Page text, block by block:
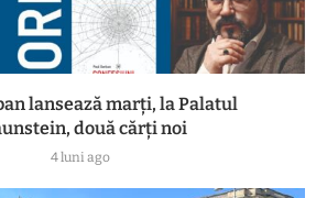
lansează marți, la Palatul
două cărți noi
4 luni ago